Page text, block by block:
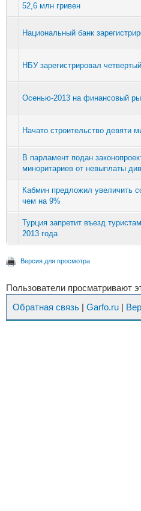
52,6 млн гривен
Национальный банк
НБУ зарегистрировал
Осенью-2013 на финансовый
Начато строительство девяти
В парламент подан
миноритариев от невыплаты
Кабмин предложил увеличить
чем на 9%
Турция запретит въезд
2013 года
Версия для просмотра
Пользователи просматривают
Обратная связь | Garfo.ru |